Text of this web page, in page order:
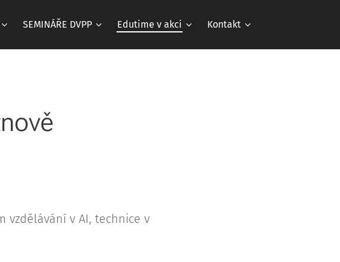
SEMINÁŘE DVPP Edutime v akci Kontakt
vzdělávání v AI, technice v